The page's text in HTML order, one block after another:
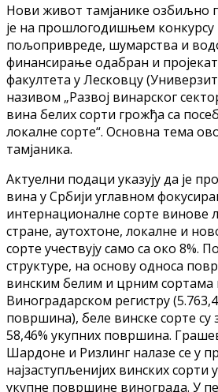
Нови живот тамјанике озбиљно
је на прошлогодишњем
пољопривреде, шумарства и
финансирање одабран и
факултета у Лесковцу
називом „Развој винарског
вина белих сорти грожђа са
локалне сорте“. Основна тема
тамјаника.
Актуелни подаци указују да је
вина у Србији углавном
интернационалнe сортe винове
стране, аутохтонe, локалне и
сорте учествују само са око 8%.
структуре, на основу односа
винским белим и црним сортама
Виноградарском регистру
површина), беле винске сорте су
58,46% укупних површина.
Шардоне и Ризлинг налазе се у
најзаступљенијих винских сорти
укупне површине винограда. У